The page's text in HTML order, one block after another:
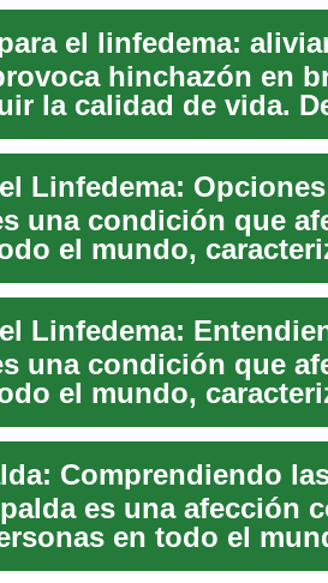
el linfedema:
hinchazón en
la calidad de vida.
una condición que
el mundo,
una condición que
el mundo,
Comprendiendo
es una afección
en todo el